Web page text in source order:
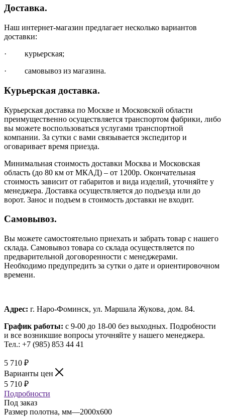
Доставка.
Наш интернет-магазин предлагает несколько вариантов
доставки:
· курьерская;
· самовывоз из магазина.
Курьерская доставка.
Курьерская доставка по Москве и Московской области
преимущественно осуществляется транспортом фабрики, либо
вы можете воспользоваться услугами транспортной
компании. За сутки с вами связывается экспедитор и
оговаривает время приезда.
Минимальная стоимость доставки Москва и Московская
область (до 80 км от МКАД) – от 1200р. Окончательная
стоимость зависит от габаритов и вида изделий, уточняйте у
менеджера. Доставка осуществляется до подъезда или до
ворот. Занос и подъем в стоимость доставки не входит.
Самовывоз.
Вы можете самостоятельно приехать и забрать товар с нашего
склада. Самовывоз товара со склада осуществляется по
предварительной договоренности с менеджерами.
Необходимо предупредить за сутки о дате и ориентировочном
времени.
Адрес: г. Наро-Фоминск, ул. Маршала Жукова, дом. 84.
График работы: с 9-00 до 18-00 без выходных. Подробности
и все возникшие вопросы уточняйте у нашего менеджера.
Тел.: +7 (985) 853 44 41
5 710 ₽
Варианты цен
5 710 ₽
Подробности
Под заказ
Размер полотна, мм—2000x600